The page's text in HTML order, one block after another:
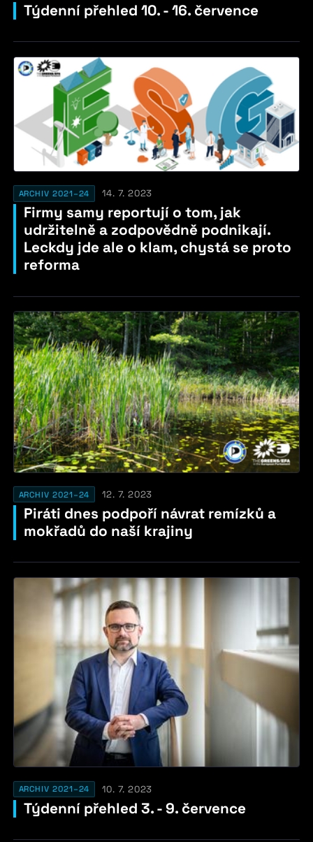
Týdenní přehled 10. - 16. července
ARCHIV 2021–24 14. 7. 2023
Firmy samy reportují o tom, jak
udržitelně a zodpovědně podnikají.
Leckdy jde ale o klam, chystá se proto
reforma
ARCHIV 2021–24 12. 7. 2023
Piráti dnes podpoří návrat remízků a
mokřadů do naší krajiny
ARCHIV 2021–24 10. 7. 2023
Týdenní přehled 3. - 9. července